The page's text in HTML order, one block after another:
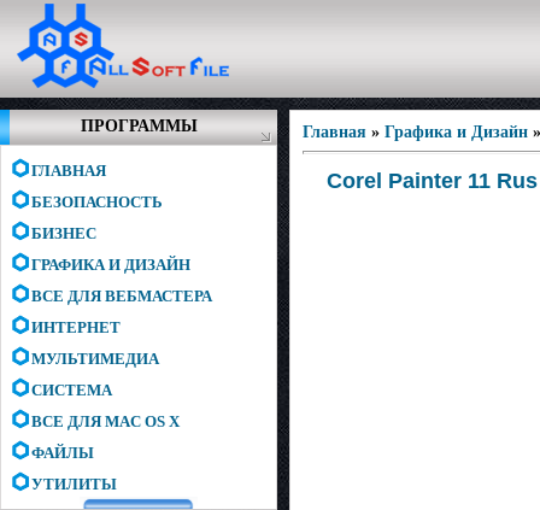
ПРОГРАММЫ
ГЛАВНАЯ
БЕЗОПАСНОСТЬ
БИЗНЕС
ГРАФИКА И ДИЗАЙН
ВСЕ ДЛЯ ВЕБМАСТЕРА
ИНТЕРНЕТ
МУЛЬТИМЕДИА
СИСТЕМА
ВСЕ ДЛЯ MAC OS X
ФАЙЛЫ
УТИЛИТЫ
Главная » Графика и Дизайн
Corel Painter 11